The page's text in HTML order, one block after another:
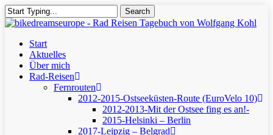
Skip
to
content
Search
Close
Menu
Start
Aktuelles
Über mich
Rad-Reisen
Fernrouten
2012-2015-Ostseeküsten-Route (EuroVelo 10)
2012-2013-Mit der Ostsee fing es an!-
2015-Helsinki – Berlin
2017-Leipzig – Belgrad